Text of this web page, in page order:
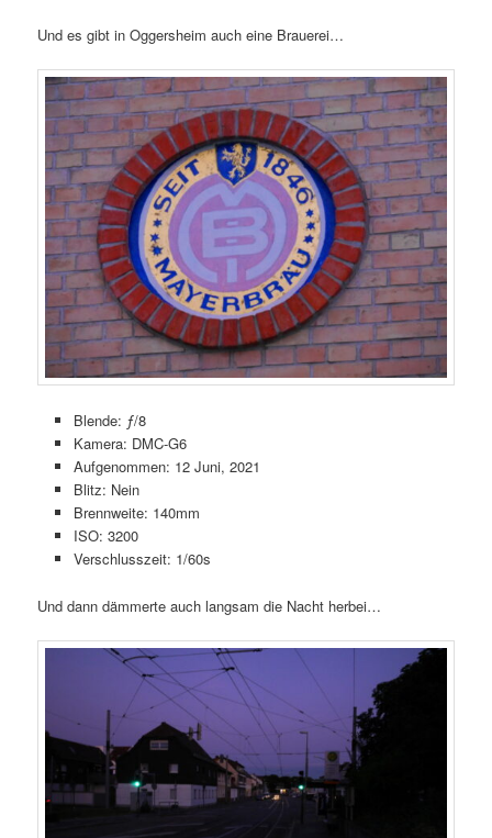
Und es gibt in Oggersheim auch eine Brauerei…
Blende: ƒ/8
Kamera: DMC-G6
Aufgenommen: 12 Juni, 2021
Blitz: Nein
Brennweite: 140mm
ISO: 3200
Verschlusszeit: 1/60s
Und dann dämmerte auch langsam die Nacht herbei…